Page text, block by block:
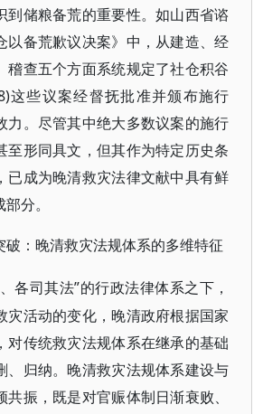
到储粮备荒的重要性。如山西省谘
以备荒歉议决案》中，从建造、经
稽查五个方面系统规定了社仓积谷
这些议案经督抚批准并颁布施行
力。尽管其中绝大多数议案的施行
至形同具文，但其作为特定历史条
已成为晚清救灾法律文献中具有鲜
分。
破：晚清救灾法规体系的多维特征
各司其法”的行政法律体系之下，
灾活动的变化，晚清政府根据国家
对传统救灾法规体系在继承的基础
、归纳。晚清救灾法规体系建设与
振，既是对官赈体制日渐衰败、